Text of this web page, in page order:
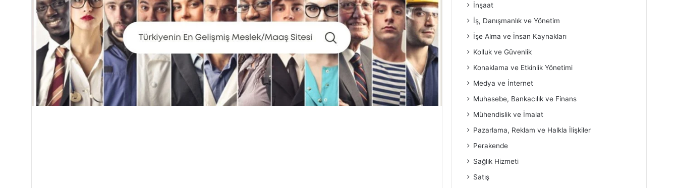
İnşaat
İş, Danışmanlık ve Yönetim
İşe Alma ve İnsan Kaynakları
Kolluk ve Güvenlik
Konaklama ve Etkinlik Yönetimi
Medya ve İnternet
Muhasebe, Bankacılık ve Finans
Mühendislik ve İmalat
Pazarlama, Reklam ve Halkla İlişkiler
Perakende
Sağlık Hizmeti
Satış